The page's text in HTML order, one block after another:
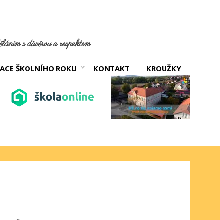
s důvěrou a respektem
ŠKOLNÍHO ROKU KONTAKT KROUŽKY